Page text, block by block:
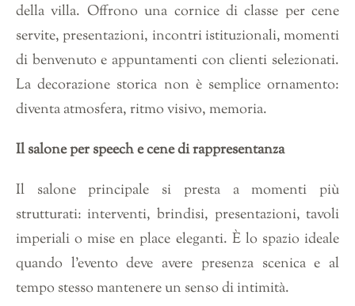
della villa. Offrono una cornice di classe per cene
servite, presentazioni, incontri istituzionali, momenti
di benvenuto e appuntamenti con clienti selezionati.
La decorazione storica non è semplice ornamento:
diventa atmosfera, ritmo visivo, memoria.
Il salone per speech e cene di rappresentanza
Il salone principale si presta a momenti più
strutturati: interventi, brindisi, presentazioni, tavoli
imperiali o mise en place eleganti. È lo spazio ideale
quando l’evento deve avere presenza scenica e al
tempo stesso mantenere un senso di intimità.